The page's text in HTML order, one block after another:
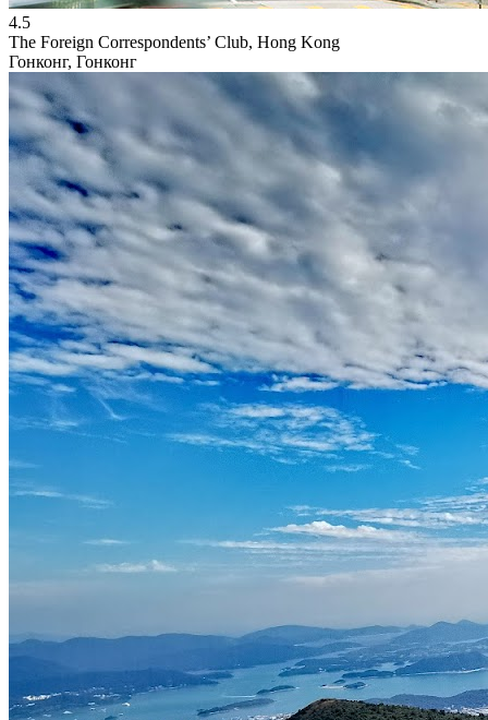
4.5
The Foreign Correspondents’ Club, Hong Kong
Гонконг, Гонконг